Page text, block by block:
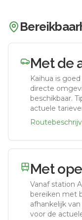
Met de
Kaihua is
directe
beschikbaar.
actuele
Met
Vanaf station
bereiken met
afhankelijk
voor de